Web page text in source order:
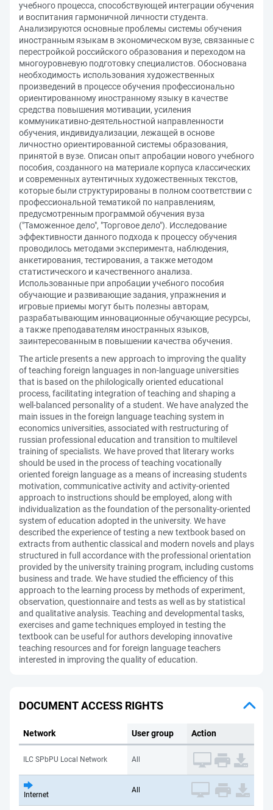
учебного процесса, способствующей интеграции обучения
и воспитания гармоничной личности студента.
Анализируются основные проблемы системы обучения
иностранным языкам в экономическом вузе, связанные с
перестройкой российского образования и переходом на
многоуровневую подготовку специалистов. Обоснована
необходимость использования художественных
произведений в процессе обучения профессионально
ориентированному иностранному языку в качестве
средства повышения мотивации, усиления
коммуникативно-деятельностной направленности
обучения, индивидуализации, лежащей в основе
личностно ориентированной системы образования,
принятой в вузе. Описан опыт апробации нового учебного
пособия, созданного на материале корпуса классических
и современных аутентичных художественных текстов,
которые были структурированы в полном соответствии с
профессиональной тематикой по направлениям,
предусмотренным программой обучения вуза
("Таможенное дело", "Торговое дело"). Исследование
эффективности данного подхода к процессу обучения
проводилось методами эксперимента, наблюдения,
анкетирования, тестирования, а также методом
статистического и качественного анализа.
Использованные при апробации учебного пособия
обучающие и развивающие задания, упражнения и
игровые приемы могут быть полезны авторам,
разрабатывающим инновационные обучающие ресурсы,
а также преподавателям иностранных языков,
заинтересованным в повышении качества обучения.
The article presents a new approach to improving the quality
of teaching foreign languages in non-language universities
that is based on the philologically oriented educational
process, facilitating integration of teaching and shaping a
well-balanced personality of a student. We have analyzed the
main issues in the foreign language teaching system in
economics universities, associated with restructuring of
russian professional education and transition to multilevel
training of specialists. We have proved that literary works
should be used in the process of teaching vocationally
oriented foreign language as a means of increasing students
motivation, communicative activity and activity-oriented
approach to instructions should be employed, along with
individualization as the foundation of the personality-oriented
system of education adopted in the university. We have
described the experience of testing a new textbook based on
extracts from authentic classical and modern novels and plays
structured in full accordance with the professional orientation
provided by the university training program, including customs
business and trade. We have studied the efficiency of this
approach to the learning process by methods of experiment,
observation, questionnaire and tests as well as by statistical
and qualitative analysis. Teaching and developmental tasks,
exercises and game techniques employed in testing the
textbook can be useful for authors developing innovative
teaching resources and for foreign language teachers
interested in improving the quality of education.
DOCUMENT ACCESS RIGHTS
Network User group Action
ILC SPbPU Local Network All
Internet
All